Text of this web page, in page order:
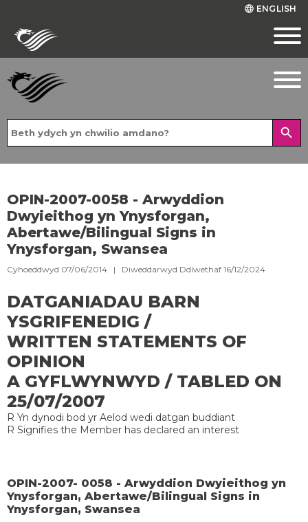
language ENGLISH
search
OPIN-2007-0058 - Arwyddion
Dwyieithog yn Ynysforgan,
Abertawe/Bilingual Signs in
Ynysforgan, Swansea
Cyhoeddwyd 07/06/2014 | Diweddarwyd Ddiwethaf 16/12/2024
DATGANIADAU BARN
YSGRIFENEDIG /
WRITTEN STATEMENTS OF
OPINION
A GYFLWYNWYD / TABLED ON
25/07/2007
R Yn dynodi bod yr Aelod wedi datgan buddiant
R Signifies the Member has declared an interest
OPIN-2007- 0058 - Arwyddion Dwyieithog yn
Ynysforgan, Abertawe/Bilingual Signs in
Ynysforgan, Swansea